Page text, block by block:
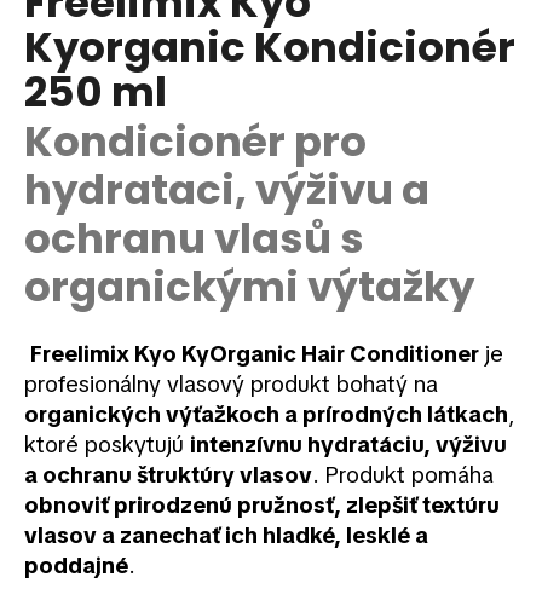
je
0,0
5
hviezdičiek.
Kyorganic Kondicionér
250 ml
Kondicionér pro
hydrataci, výživu a
ochranu vlasů s
organickými výtažky
Freelimix Kyo KyOrganic Hair Conditioner je
profesionálny vlasový produkt bohatý na
organických výťažkoch a prírodných látkach,
ktoré poskytujú intenzívnu hydratáciu, výživu
a ochranu štruktúry vlasov. Produkt pomáha
obnoviť prirodzenú pružnosť, zlepšiť textúru
vlasov a zanechať ich hladké, lesklé a
poddajné.
á
j
s
ť
?
HĽADAŤ
O
d
p
o
r
ú
č
a